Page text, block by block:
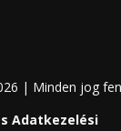
| Minden jog
Adatkezelési